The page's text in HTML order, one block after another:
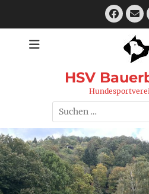
E-
HSV
Suchen
nach: